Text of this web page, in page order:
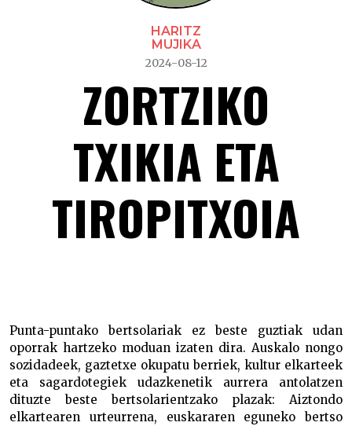
HARITZ
MUJIKA
2024-08-12
ZORTZIKO
TXIKIA ETA
TIROPITXOIA
Punta-puntako bertsolariak ez beste guztiak udan
oporrak hartzeko moduan izaten dira. Auskalo nongo
sozidadeek, gaztetxe okupatu berriek, kultur elkarteek
eta sagardotegiek udazkenetik aurrera antolatzen
dituzte beste bertsolarientzako plazak: Aiztondo
elkartearen urteurrena, euskararen eguneko bertso